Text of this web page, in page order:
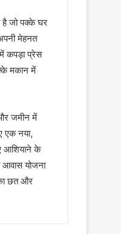
है जो पक्के घर
मेहनत
कपड़ा प्रेस
मकान में
जमीन में
एक नया,
आशियाने के
आवास योजना
छत और